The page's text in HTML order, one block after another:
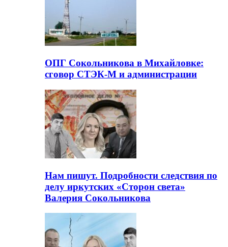
ОПГ Сокольникова в Михайловке:
сговор СТЭК-М и администрации
Нам пишут. Подробности следствия по
делу иркутских «Сторон света»
Валерия Сокольникова